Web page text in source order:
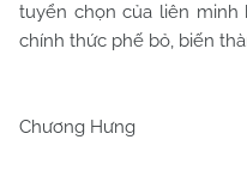
tuyển chọn của liên
chính thức phế bỏ, biến
Chương Hưng
Quy